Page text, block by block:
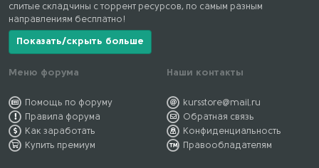
слитые складчины с торрент ресурсов, по самым разным
направлениям бесплатно!
Показать/скрыть больше
Меню форума
Помощь по форуму
Правила форума
Как заработать
Купить премиум
Наши контакты
kursstore@mail.ru
Обратная связь
Конфиденциальность
Правообладателям